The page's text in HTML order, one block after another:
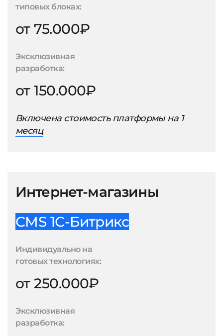
типовых блоках:
от 75.000₽
Эксклюзивная
разработка:
от 150.000₽
Включена стоимость платформы на 1
месяц
Интернет-магазины
CMS 1С-Битрикс
Индивидуально на
готовых технологиях:
от 250.000₽
Эксклюзивная
разработка: